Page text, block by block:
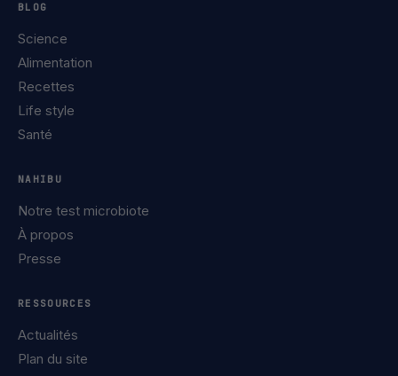
BLOG
Science
Alimentation
Recettes
Life style
Santé
NAHIBU
Notre test microbiote
À propos
Presse
RESSOURCES
Actualités
Plan du site